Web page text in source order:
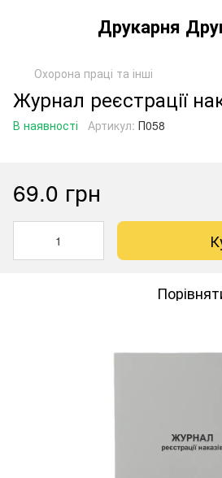
Друкарня
Охорона праці та інші
Журнал реєстрації
В наявності Артикул: П058
69.0 грн